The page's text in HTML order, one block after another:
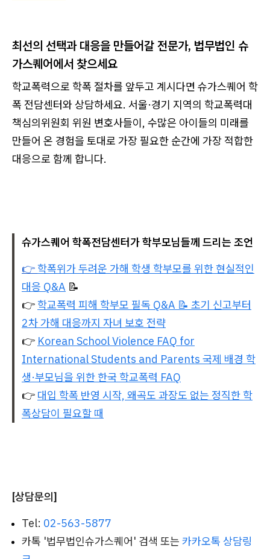
최선의 선택과 대응을 만들어갈 전문가, 법무법인 슈
가스퀘어에서 찾으세요
학교폭력으로 학폭 절차를 앞두고 계시다면 슈가스퀘어 학
폭 전담센터와 상담하세요. 서울·경기 지역의 학교폭력대
책심의위원회 위원 변호사들이, 수많은 아이들의 미래를
만들어 온 경험을 토대로 가장 필요한 순간에 가장 적합한
대응으로 함께 합니다.
슈가스퀘어 학폭전담센터가 학부모님들께 드리는 조언
👉 학폭위가 두려운 가해 학생 학부모를 위한 현실적인
대응 Q&A 📝
👉 학교폭력 피해 학부모 필독 Q&A 📝 초기 신고부터
2차 가해 대응까지 자녀 보호 전략
👉 Korean School Violence FAQ for
International Students and Parents 국제 배경 학
생·부모님을 위한 한국 학교폭력 FAQ
👉 대입 학폭 반영 시작, 왜곡도 과장도 없는 정직한 학
폭상담이 필요할 때
[상담문의]
Tel: 02-563-5877
카톡 '법무법인슈가스퀘어' 검색 또는 카카오톡 상담링